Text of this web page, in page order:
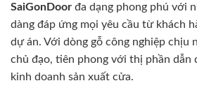
SaiGonDoor đa dạng phong phú với
dàng đáp ứng mọi yêu cầu từ khách
dự án. Với dòng gỗ công nghiệp chịu
chủ đạo, tiên phong với thị phần dẫn
kinh doanh sản xuất cửa.